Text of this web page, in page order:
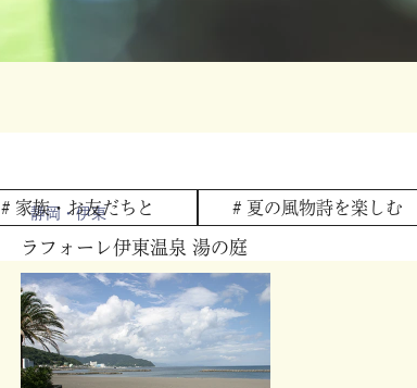
# 家族・お友だちと # 夏の風物詩を楽しむ
静岡・伊東
ラフォーレ伊東温泉 湯の庭